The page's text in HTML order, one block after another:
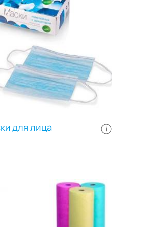
для лица